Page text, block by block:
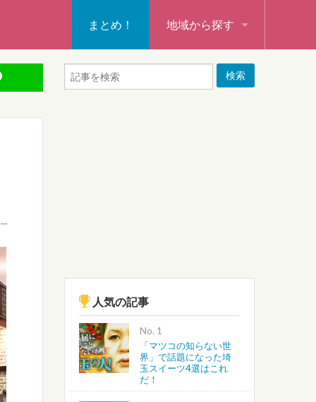
まとめ！ 地域から探す
秩父・飯能・秩父郡
新座・朝霞・戸田・和光
蕨・草加・八潮・三郷
越谷・春日部・吉川・北葛飾
人気の記事
No.
「マツコの知らない世
界」で話題になった埼
玉スイーツ4選はこれ
だ！